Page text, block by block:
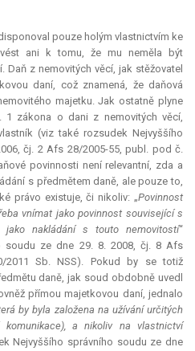
pouze holým vlastnictvím ke
ani k tomu, že mu neměla být
Daň z nemovitých věcí, jak stěžovatel
daní, což znamená, že daňová
majetku. Jak ostatně plyne
zákona o dani z nemovitých věcí,
(viz také rozsudek Nejvyššího
čj. 2 Afs 28/2005-55, publ. pod č.
povinnosti nenírelevantní, zda a
s předmětem daně, ale pouze to,
právo existuje, či nikoliv: „Povinnost
vnímat jako povinnost související s
jako nakládání s touto nemovitostí“
soudu ze dne 29. 8. 2008, čj. 8 Afs
2011 Sb. NSS). Pokud by se totiž
daně, jak soud obdobně uvedl
přímou majetkovou daní, jednalo
by byla založena na užívání určitých
a nikoliv na vlastnictví
Nejvyššího správního soudu ze dne